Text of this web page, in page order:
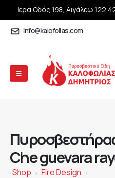
Ιερά Οδός 198, Αιγάλεω 122
info@kalofolias.com
Che guevara
Shop > Fire Design >